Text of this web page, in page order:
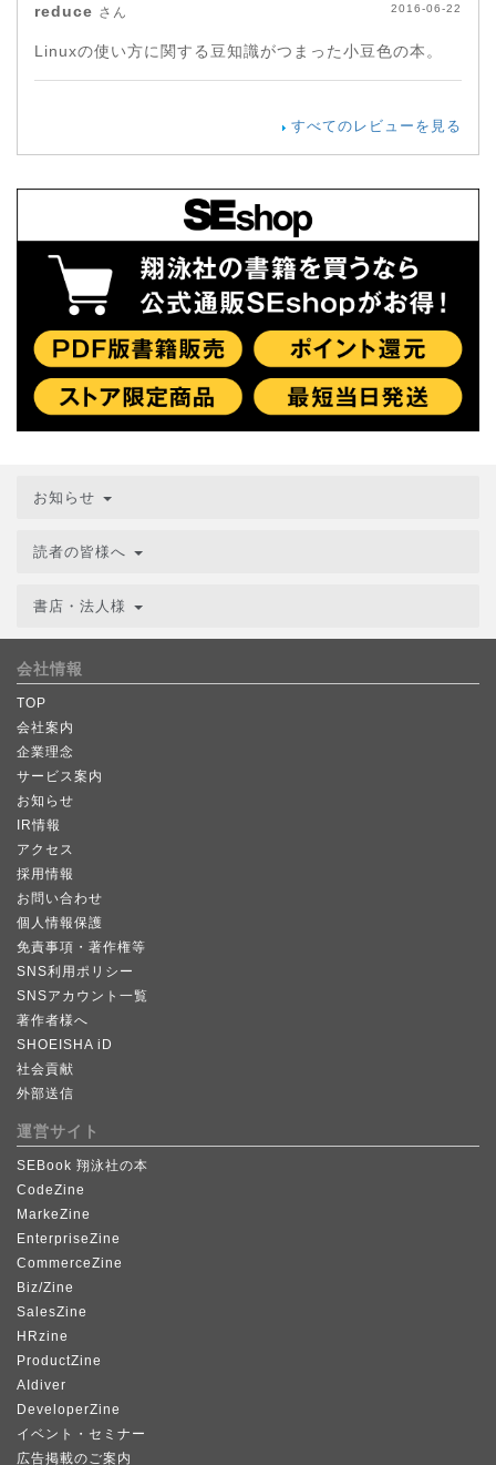
reduce さん 2016-06-22
Linuxの使い方に関する豆知識がつまった小豆色の本。
すべてのレビューを見る
お知らせ
読者の皆様へ
書店・法人様
会社情報
TOP
会社案内
企業理念
サービス案内
お知らせ
IR情報
アクセス
採用情報
お問い合わせ
個人情報保護
免責事項・著作権等
SNS利用ポリシー
SNSアカウント一覧
著作者様へ
SHOEISHA iD
社会貢献
外部送信
運営サイト
SEBook 翔泳社の本
CodeZine
MarkeZine
EnterpriseZine
CommerceZine
Biz/Zine
SalesZine
HRzine
ProductZine
AIdiver
DeveloperZine
イベント・セミナー
広告掲載のご案内